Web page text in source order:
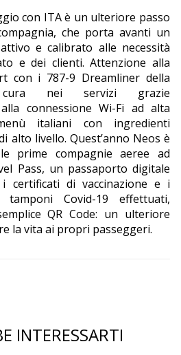
con ITA è un ulteriore passo
che porta avanti un
e calibrato alle necessità
e dei clienti. Attenzione alla
con i 787-9 Dreamliner della
nei servizi grazie
connessione Wi-Fi ad alta
italiani con ingredienti
alto livello. Quest’anno Neos è
prime compagnie aeree ad
Pass, un passaporto digitale
certificati di vaccinazione e i
Covid-19 effettuati,
QR Code: un ulteriore
la vita ai propri passeggeri.
INTERESSARTI